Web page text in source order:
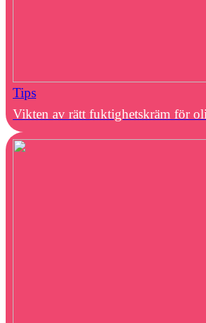
Tips
Vikten av rätt fuktighetskräm för